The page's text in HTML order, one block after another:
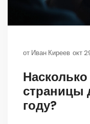
от Иван Киреев окт
страницы
году?